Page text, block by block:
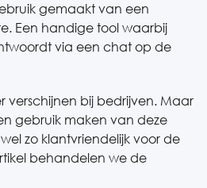
gemaakt van een
Een handige tool waarbij
via een chat op de
verschijnen bij bedrijven. Maar
gebruik maken van deze
zo klantvriendelijk voor de
behandelen we de